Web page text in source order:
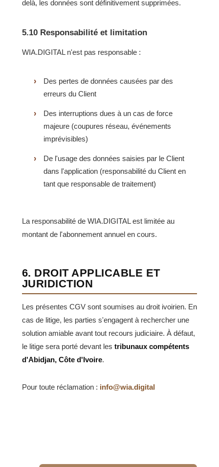
delà, les données sont définitivement supprimées.
5.10 Responsabilité et limitation
WIA.DIGITAL n'est pas responsable :
Des pertes de données causées par des
erreurs du Client
Des interruptions dues à un cas de force
majeure (coupures réseau, événements
imprévisibles)
De l'usage des données saisies par le Client
dans l'application (responsabilité du Client en
tant que responsable de traitement)
La responsabilité de WIA.DIGITAL est limitée au
montant de l'abonnement annuel en cours.
6. DROIT APPLICABLE ET
JURIDICTION
Les présentes CGV sont soumises au droit ivoirien. En
cas de litige, les parties s'engagent à rechercher une
solution amiable avant tout recours judiciaire. À défaut,
le litige sera porté devant les tribunaux compétents
d'Abidjan, Côte d'Ivoire.
Pour toute réclamation : info@wia.digital